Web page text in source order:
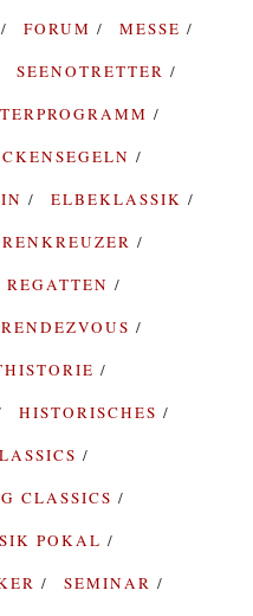
FORUM
MESSE
SEENOTRETTER
ELBEKLASSIK
REGATTEN
RENDEZVOUS
HISTORISCHES
CLASSICS
POKAL
SEMINAR